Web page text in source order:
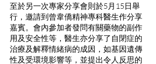
至於另一次專家分享會則於5月15日舉
行，邀請到曾韋僑精神專科醫生作分享
嘉賓。會內參加者發問有關藥物的副作
用及安全性等，醫生亦分享了自閉症的
治療及解釋情緒病的成因，如基因遺傳
性及受環境影響等，並提出令人反思的